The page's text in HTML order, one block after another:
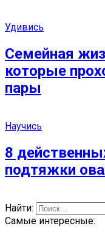
Удивись
Семейная
которые
пары
Научись
8
подтяжки
Найти:
Самые интересные: